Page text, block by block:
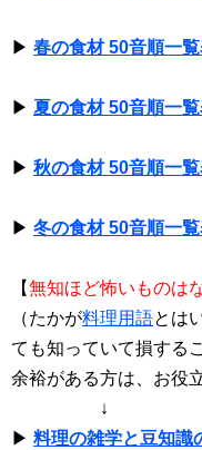
▶ 春の食材 50音順一
▶ 夏の食材 50音順一
▶ 秋の食材 50音順一
▶ 冬の食材 50音順一
【無知ほど怖いものは
（たかが料理用語とは
ても知っていて損する
余裕がある方は、お役
↓
▶ 料理の雑学と豆知識